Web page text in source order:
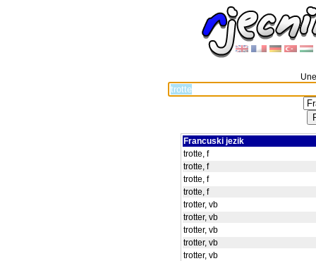
Francuski jezik
trotte, f
trotte, f
trotte, f
trotte, f
trotter, vb
trotter, vb
trotter, vb
trotter, vb
trotter, vb